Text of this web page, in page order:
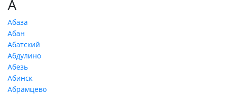
А
Абаза
Абан
Абатский
Абдулино
Абезь
Абинск
Абрамцево